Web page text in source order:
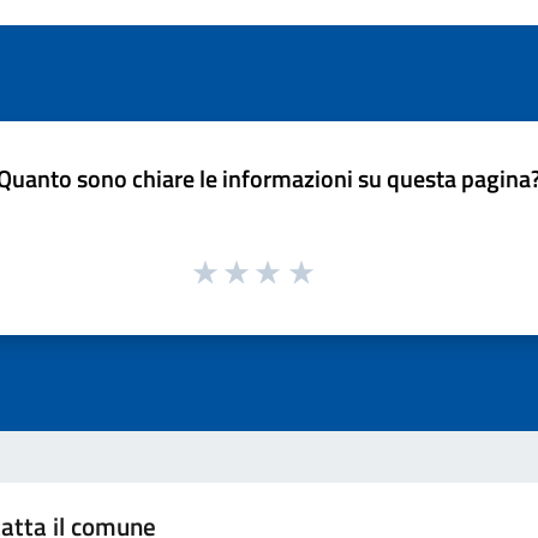
sono chiare le informazioni su questa
il comune